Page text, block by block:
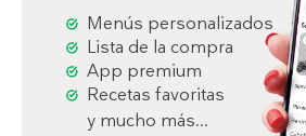
Menús personalizados
Lista de la compra
App premium
Recetas favoritas
y mucho más...